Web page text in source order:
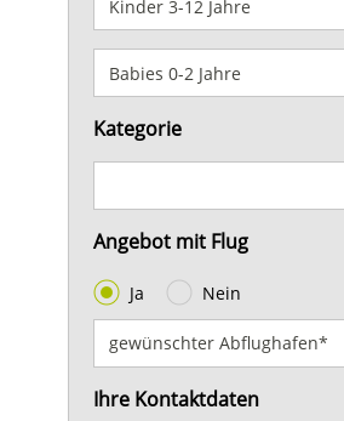
Kategorie
Angebot mit Flug
Ja Nein
Ihre Kontaktdaten